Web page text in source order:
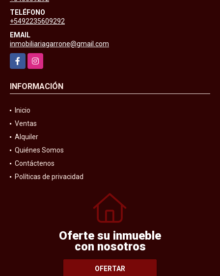
TELÉFONO
+5492235609292
EMAIL
inmobiliariagarrone@gmail.com
FacebookInstagram
INFORMACIÓN
Inicio
Ventas
Alquiler
Quiénes Somos
Contáctenos
Políticas de privacidad
Oferte su inmueble
con nosotros
OFERTAR